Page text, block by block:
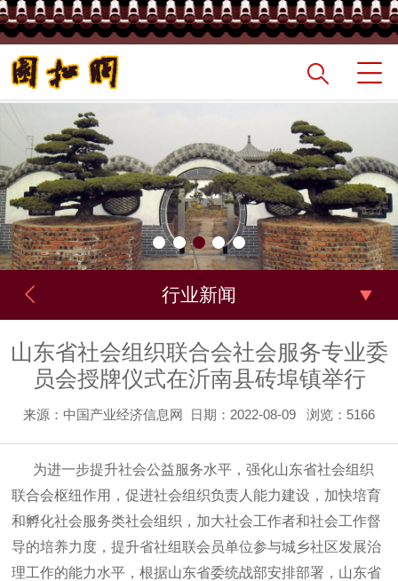
行业新闻
山东省社会组织联合会社会服务专业委
员会授牌仪式在沂南县砖埠镇举行
来源：中国产业经济信息网 日期：2022-08-09 浏览：5166
为进一步提升社会公益服务水平，强化山东省社会组织
联合会枢纽作用，促进社会组织负责人能力建设，加快培育
和孵化社会服务类社会组织，加大社会工作者和社会工作督
导的培养力度，提升省社组联会员单位参与城乡社区发展治
理工作的能力水平，根据山东省委统战部安排部署，山东省